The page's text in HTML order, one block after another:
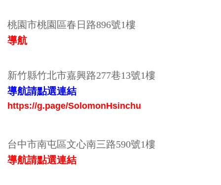
桃園市桃園區春日路896號1樓
導航
新竹縣竹北市嘉興路277巷13號1樓
導航請點選連結
https://g.page/SolomonHsinchu
台中市南屯區文心南三路590號1樓
導航請點選連結